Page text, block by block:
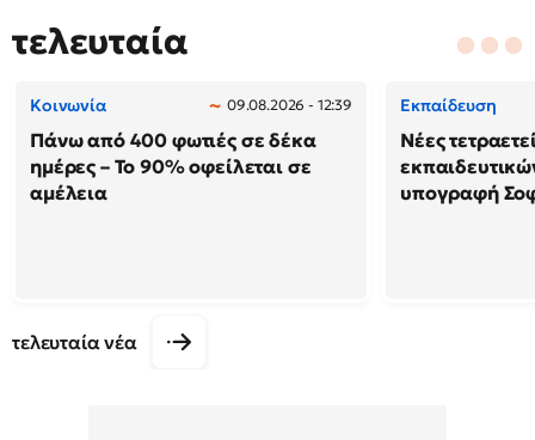
τελευταία
Κοινωνία 09.08.2026 - 12:39
Πάνω από 400 φωτιές σε δέκα
ημέρες – Το 90% οφείλεται σε
αμέλεια
Εκπαίδευση
Νέες
υπογραφή
τελευταία νέα